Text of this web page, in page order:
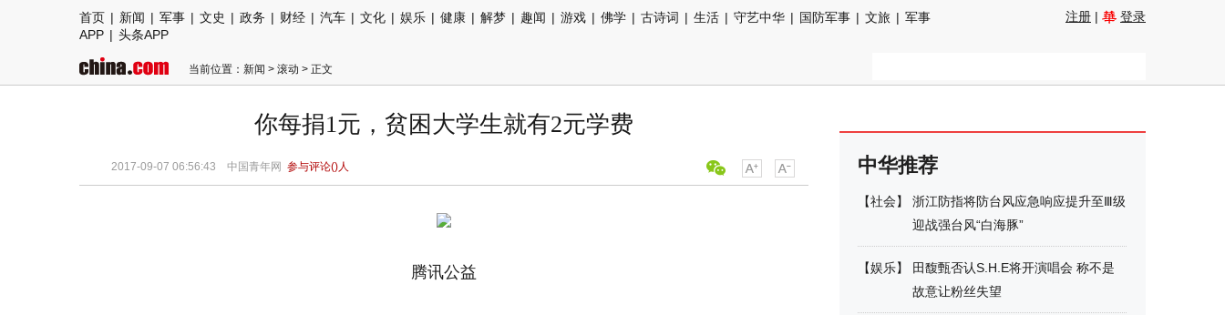
首页 | 新闻 | 军事 | 文史 | 政务 | 财经 | 汽车 | 文化 | 娱乐 | 健康 | 解梦 | 趣闻 | 游戏 | 佛学 | 古诗词 | 生活 | 守艺中华 | 国防军事 | 文旅 | 军事
APP | 头条APP
注册 | 登录
当前位置： 新闻 > 滚动 > 正文
你每捐1元，贫困大学生就有2元学费
2017-09-07 06:56:43 中国青年网 参与评论()人
腾讯公益
中华推荐
【社会】
浙江防指将防台风应急响应提升至Ⅲ级
迎战强台风“白海豚”
【娱乐】
田馥甄否认S.H.E将开演唱会 称不是
故意让粉丝失望